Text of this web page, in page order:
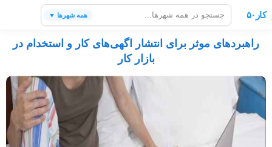
کار۵۰ همه شهرها ▼
راهبردهای موثر برای انتشار اگهی‌های کار و استخدام در
بازار کار